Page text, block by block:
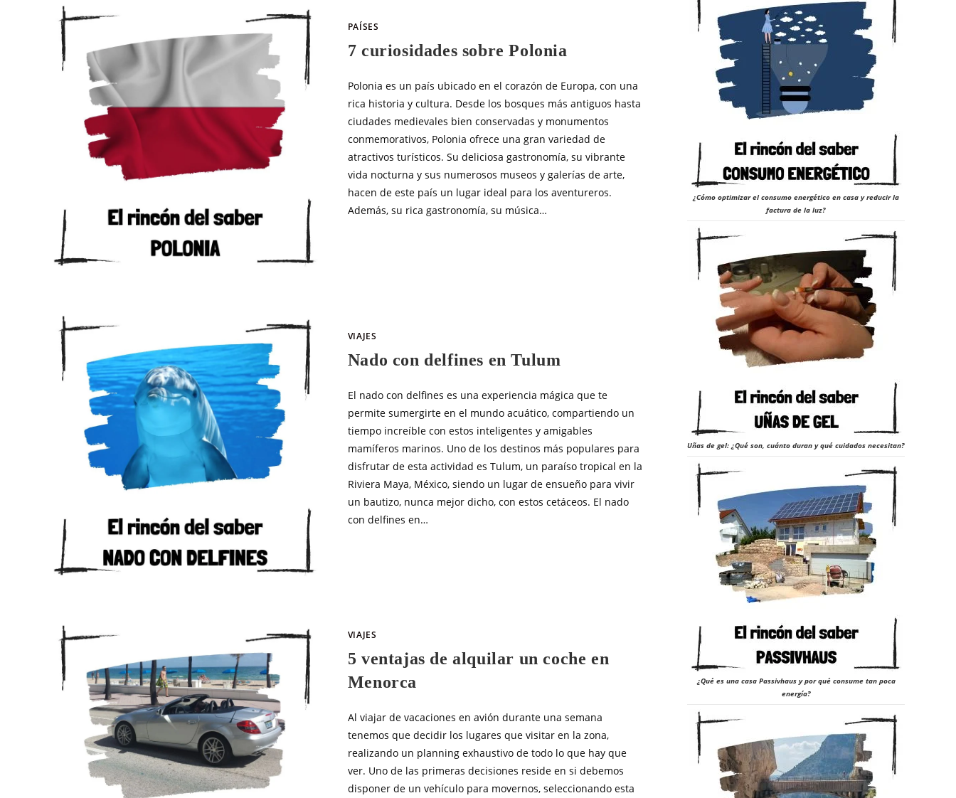
PAÍSES
7 curiosidades sobre Polonia
Polonia es un país ubicado en el corazón de Europa, con una
rica historia y cultura. Desde los bosques más antiguos hasta
ciudades medievales bien conservadas y monumentos
conmemorativos, Polonia ofrece una gran variedad de
atractivos turísticos. Su deliciosa gastronomía, su vibrante
vida nocturna y sus numerosos museos y galerías de arte,
hacen de este país un lugar ideal para los aventureros.
Además, su rica gastronomía, su música…
VIAJES
Nado con delfines en Tulum
El nado con delfines es una experiencia mágica que te
permite sumergirte en el mundo acuático, compartiendo un
tiempo increíble con estos inteligentes y amigables
mamíferos marinos. Uno de los destinos más populares para
disfrutar de esta actividad es Tulum, un paraíso tropical en la
Riviera Maya, México, siendo un lugar de ensueño para vivir
un bautizo, nunca mejor dicho, con estos cetáceos. El nado
con delfines en…
VIAJES
5 ventajas de alquilar un coche en
Menorca
Al viajar de vacaciones en avión durante una semana
tenemos que decidir los lugares que visitar en la zona,
realizando un planning exhaustivo de todo lo que hay que
ver. Uno de las primeras decisiones reside en si debemos
disponer de un vehículo para movernos, seleccionando esta
¿Cómo optimizar el consumo energético en casa y reducir la
factura de la luz?
Uñas de gel: ¿Qué son, cuánto duran y qué cuidados necesitan?
¿Qué es una casa Passivhaus y por qué consume tan poca
energía?